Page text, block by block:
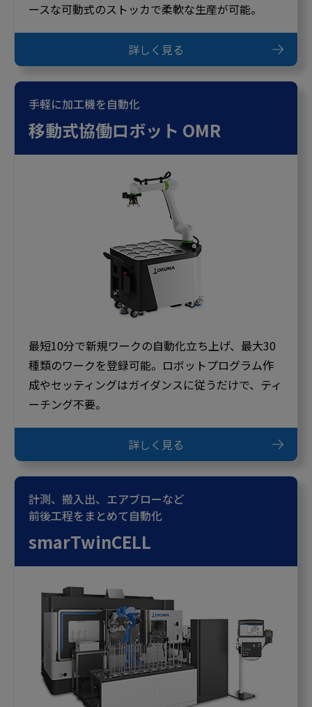
ースな可動式のストッカで柔軟な生産が可能。
詳しく見る
手軽に加工機を自動化
移動式協働ロボット OMR
最短10分で新規ワークの自動化立ち上げ、最大30
種類のワークを登録可能。ロボットプログラム作
成やセッティングはガイダンスに従うだけで、ティ
ーチング不要。
詳しく見る
計測、搬入出、エアブローなど
前後工程をまとめて自動化
smarTwinCELL